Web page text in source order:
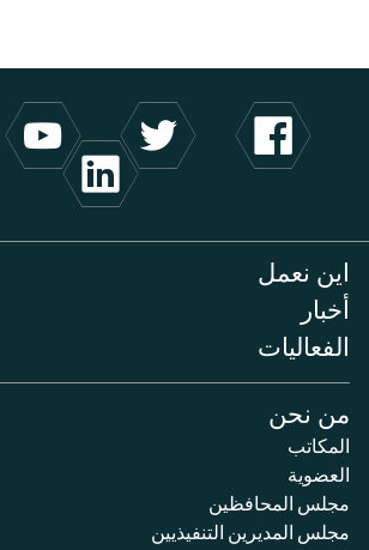
اين نعمل
أخبار
الفعاليات
من نحن
المكاتب
العضوية
مجلس المحافظين
مجلس المديرين التنفيذيين